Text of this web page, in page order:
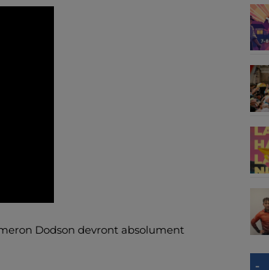
Dodson devront absolument
-